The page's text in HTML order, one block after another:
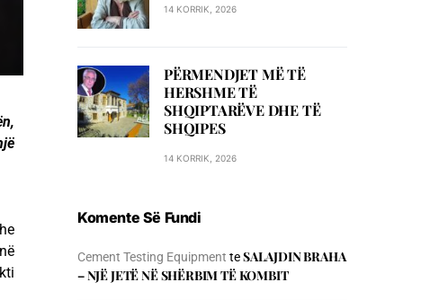
14 KORRIK, 2026
PËRMENDJET MË TË
HERSHME TË
SHQIPTARËVE DHE TË
SHQIPES
14 KORRIK, 2026
Komente Së Fundi
Cement Testing Equipment teSALAJDIN BRAHA
– NJЁ JETЁ NЁ SHЁRBIM TЁ KOMBIT